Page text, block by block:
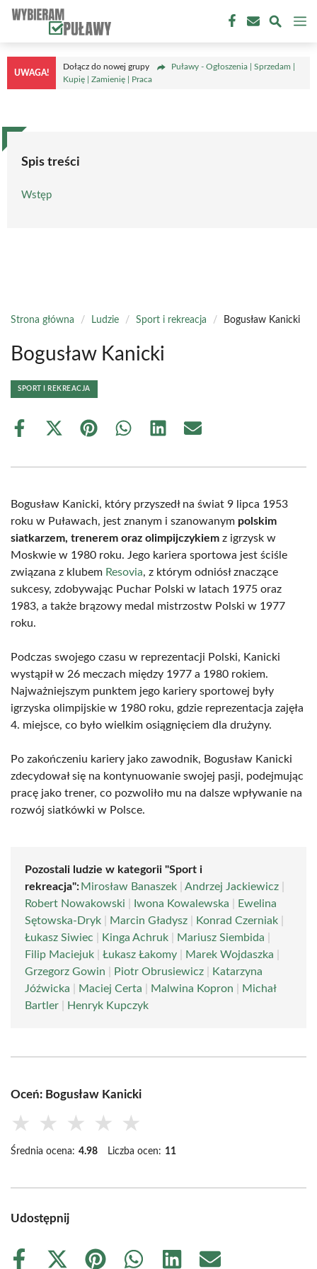
Przejdź
treści
UWAGA!
Dołącz do nowej grupy
Puławy - Ogłoszenia | Sprzedam |
Kupię | Zamienię | Praca
Spis treści
Wstęp
Strona główna / Ludzie / Sport i rekreacja / Bogusław Kanicki
Bogusław Kanicki
SPORT I REKREACJA
Share
Share
(Twitter)
Share Share Share Share
Bogusław Kanicki, który przyszedł na świat 9 lipca 1953
roku w Puławach, jest znanym i szanowanym polskim
siatkarzem, trenerem oraz olimpijczykiem z igrzysk w
Moskwie w 1980 roku. Jego kariera sportowa jest ściśle
związana z klubem Resovia, z którym odniósł znaczące
sukcesy, zdobywając Puchar Polski w latach 1975 oraz
1983, a także brązowy medal mistrzostw Polski w 1977
roku.
Podczas swojego czasu w reprezentacji Polski, Kanicki
wystąpił w 26 meczach między 1977 a 1980 rokiem.
Najważniejszym punktem jego kariery sportowej były
igrzyska olimpijskie w 1980 roku, gdzie reprezentacja zajęła
4. miejsce, co było wielkim osiągnięciem dla drużyny.
Po zakończeniu kariery jako zawodnik, Bogusław Kanicki
zdecydował się na kontynuowanie swojej pasji, podejmując
pracę jako trener, co pozwoliło mu na dalsze wpływanie na
rozwój siatkówki w Polsce.
Pozostali ludzie w kategorii "Sport i
rekreacja": Mirosław Banaszek Andrzej Jackiewicz
Robert Nowakowski
Iwona Kowalewska
Ewelina
Sętowska-Dryk
Marcin Gładysz Konrad Czerniak
Łukasz Siwiec
Kinga Achruk Mariusz Siembida
Filip Maciejuk
Łukasz Łakomy Marek Wojdaszka
Grzegorz Gowin
Piotr Obrusiewicz
Katarzyna
Jóźwicka
Maciej Certa Malwina Kopron
Michał
Bartler
Henryk Kupczyk
Oceń: Bogusław Kanicki
★ ★ ★ ★ ★
Średnia ocena: 4.98 Liczba ocen: 11
Udostępnij
Share Share Share Share Share Share